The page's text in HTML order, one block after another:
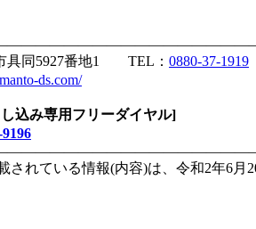
具同5927番地1 TEL： 0880-37-1919
ds.com/
込み専用フリーダイヤル]
されている情報(内容)は、令和2年6月